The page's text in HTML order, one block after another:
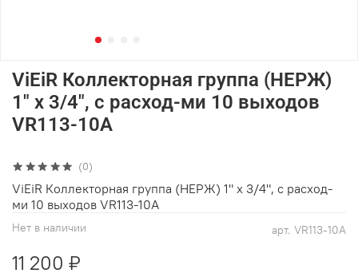
(0)
арт. VR113-10A
Нет в наличии
ViEiR Коллекторная группа (НЕРЖ)
1" х 3/4", с расход-ми 10 выходов
VR113-10A
11 200 ₽
ViEiR Коллекторная группа (НЕРЖ) 1" х 3/4", с расход-
ми 10 выходов VR113-10A